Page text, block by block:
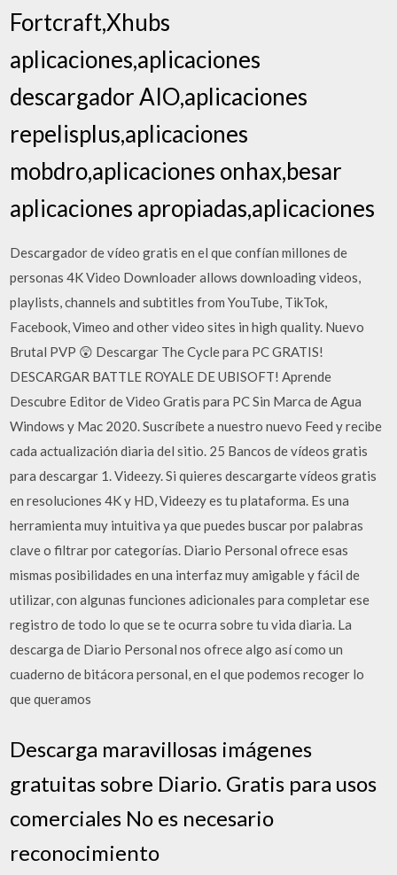
Fortcraft,Xhubs
aplicaciones,aplicaciones
descargador AIO,aplicaciones
repelisplus,aplicaciones
mobdro,aplicaciones onhax,besar
aplicaciones apropiadas,aplicaciones
Descargador de vídeo gratis en el que confían millones de
personas 4K Video Downloader allows downloading videos,
playlists, channels and subtitles from YouTube, TikTok,
Facebook, Vimeo and other video sites in high quality. Nuevo
Brutal PVP 😲 Descargar The Cycle para PC GRATIS!
DESCARGAR BATTLE ROYALE DE UBISOFT! Aprende
Descubre Editor de Video Gratis para PC Sin Marca de Agua
Windows y Mac 2020. Suscríbete a nuestro nuevo Feed y recibe
cada actualización diaria del sitio. 25 Bancos de vídeos gratis
para descargar 1. Videezy. Si quieres descargarte vídeos gratis
en resoluciones 4K y HD, Videezy es tu plataforma. Es una
herramienta muy intuitiva ya que puedes buscar por palabras
clave o filtrar por categorías. Diario Personal ofrece esas
mismas posibilidades en una interfaz muy amigable y fácil de
utilizar, con algunas funciones adicionales para completar ese
registro de todo lo que se te ocurra sobre tu vida diaria. La
descarga de Diario Personal nos ofrece algo así como un
cuaderno de bitácora personal, en el que podemos recoger lo
que queramos
Descarga maravillosas imágenes
gratuitas sobre Diario. Gratis para usos
comerciales No es necesario
reconocimiento